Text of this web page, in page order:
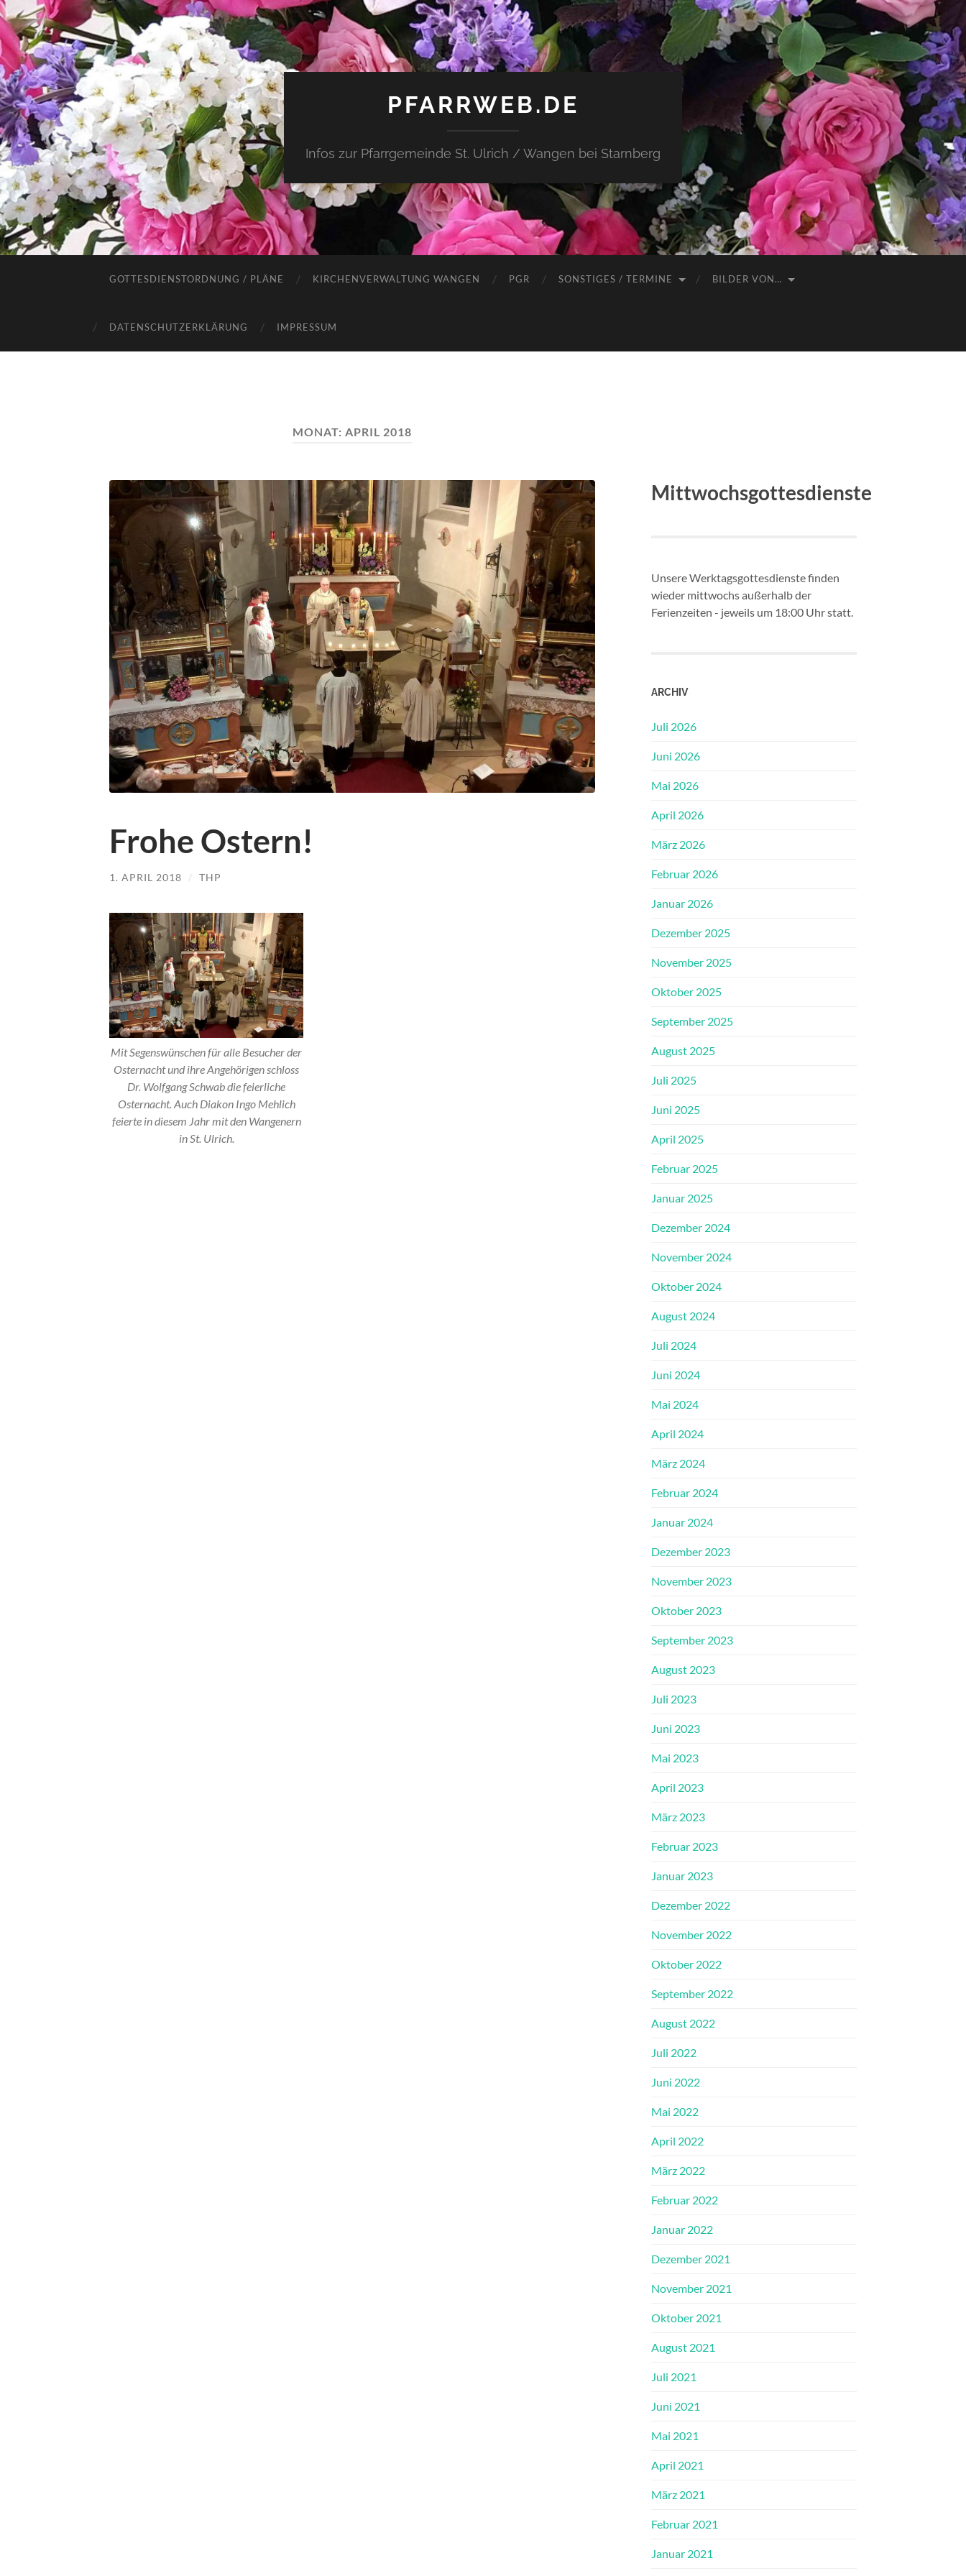
PFARRWEB.DE
Infos zur Pfarrgemeinde St. Ulrich / Wangen bei Starnberg
GOTTESDIENSTORDNUNG / PLÄNE KIRCHENVERWALTUNG WANGEN PGR SONSTIGES / TERMINE BILDER VON…
DATENSCHUTZERKLÄRUNG IMPRESSUM
MONAT: APRIL 2018
Frohe Ostern!
1. APRIL 2018 / THP
Mit Segenswünschen für alle Besucher der
Osternacht und ihre Angehörigen schloss
Dr. Wolfgang Schwab die feierliche
Osternacht. Auch Diakon Ingo Mehlich
feierte in diesem Jahr mit den Wangenern
in St. Ulrich.
Mittwochsgottesdienste
Unsere Werktagsgottesdienste finden
wieder mittwochs außerhalb der
Ferienzeiten - jeweils um 18:00 Uhr statt.
ARCHIV
Juli 2026
Juni 2026
Mai 2026
April 2026
März 2026
Februar 2026
Januar 2026
Dezember 2025
November 2025
Oktober 2025
September 2025
August 2025
Juli 2025
Juni 2025
April 2025
Februar 2025
Januar 2025
Dezember 2024
November 2024
Oktober 2024
August 2024
Juli 2024
Juni 2024
Mai 2024
April 2024
März 2024
Februar 2024
Januar 2024
Dezember 2023
November 2023
Oktober 2023
September 2023
August 2023
Juli 2023
Juni 2023
Mai 2023
April 2023
März 2023
Februar 2023
Januar 2023
Dezember 2022
November 2022
Oktober 2022
September 2022
August 2022
Juli 2022
Juni 2022
Mai 2022
April 2022
März 2022
Februar 2022
Januar 2022
Dezember 2021
November 2021
Oktober 2021
August 2021
Juli 2021
Juni 2021
Mai 2021
April 2021
März 2021
Februar 2021
Januar 2021